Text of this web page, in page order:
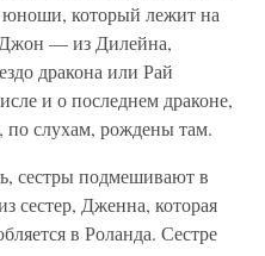
который лежит на
Джон — из Дилейна,
дракона или Рай
и о последнем драконе,
по слухам, рождены там.
сестры подмешивают в
сестер, Дженна, которая
в Роланда. Сестре